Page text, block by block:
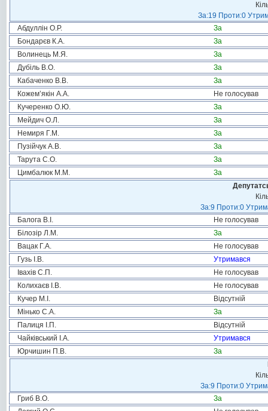
За:19 Проти:0
Абдуллін О.Р.
За
Бондарєв К.А.
За
Волинець М.Я.
За
Дубіль В.О.
За
Кабаченко В.В.
За
Кожем’якін А.А.
Не голосував
Кучеренко О.Ю.
За
Мейдич О.Л.
За
Немиря Г.М.
За
Пузійчук А.В.
За
Тарута С.О.
За
Цимбалюк М.М.
За
За:9 Проти:0
Балога В.І.
Не голосував
Білозір Л.М.
За
Вацак Г.А.
Не голосував
Гузь І.В.
Утримався
Івахів С.П.
Не голосував
Колихаєв І.В.
Не голосував
Кучер М.І.
Відсутній
Мінько С.А.
За
Палиця І.П.
Відсутній
Чайківський І.А.
Утримався
Юрчишин П.В.
За
За:9 Проти:0
Гриб В.О.
За